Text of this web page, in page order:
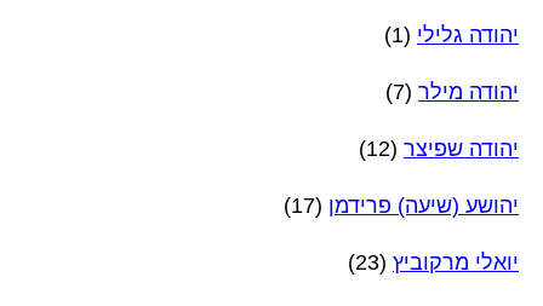
יהודה גלילי (1)
יהודה מילר (7)
יהודה שפיצר (12)
יהושע (שיעה) פרידמן (17)
יואלי מרקוביץ (23)